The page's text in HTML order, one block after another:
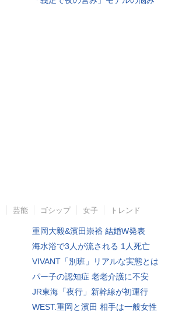
芸能 ゴシップ 女子 トレンド
重岡大毅&濱田崇裕 結婚W発表
海水浴で3人が流される 1人死亡
VIVANT「別班」リアルな実態とは
パー子の認知症 老老介護に不安
JR東海「夜行」新幹線が初運行
WEST.重岡と濱田 相手は一般女性